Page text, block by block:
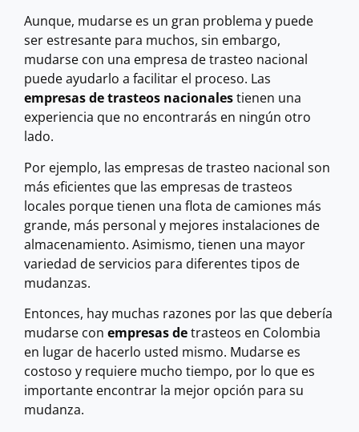
Aunque, mudarse es un gran problema y puede
ser estresante para muchos, sin embargo,
mudarse con una empresa de trasteo nacional
puede ayudarlo a facilitar el proceso. Las
empresas de trasteos nacionalestienen una
experiencia que no encontrarás en ningún otro
lado.
Por ejemplo, las empresas de trasteo nacional son
más eficientes que las empresas de trasteos
locales porque tienen una flota de camiones más
grande, más personal y mejores instalaciones de
almacenamiento. Asimismo, tienen una mayor
variedad de servicios para diferentes tipos de
mudanzas.
Entonces, hay muchas razones por las que debería
mudarse con empresas detrasteos en Colombia
en lugar de hacerlo usted mismo. Mudarse es
costoso y requiere mucho tiempo, por lo que es
importante encontrar la mejor opción para su
mudanza.